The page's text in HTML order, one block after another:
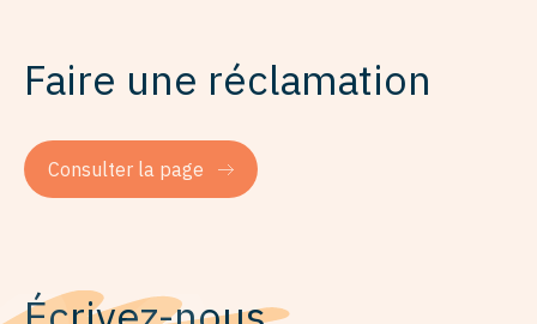
Faire une réclamation
Consulter la page